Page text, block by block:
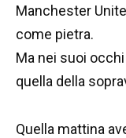
Manchester
come pietra.
Ma nei suoi
quella della
Quella mattina